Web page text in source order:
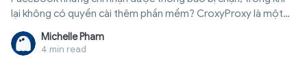
lại không có quyền cài thêm phần mềm? CroxyProxy là một
dịch vụ proxy nền web giúp truy cập nhiều website bị hạn chế
ngay trên trình duyệt mà không cần cài đặt phần mềm. Bài viết
này sẽ hướng dẫn cách dùng CroxyProxy trước để bạn có thể
Michelle Pham
4 min read